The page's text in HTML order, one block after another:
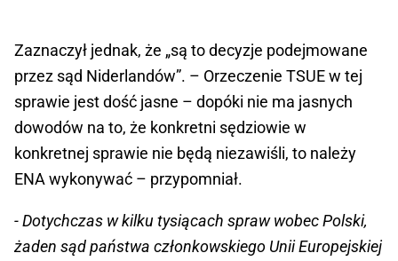
Zaznaczył jednak, że „są to decyzje podejmowane
przez sąd Niderlandów”. – Orzeczenie TSUE w tej
sprawie jest dość jasne – dopóki nie ma jasnych
dowodów na to, że konkretni sędziowie w
konkretnej sprawie nie będą niezawiśli, to należy
ENA wykonywać – przypomniał.
- Dotychczas w kilku tysiącach spraw wobec Polski,
żaden sąd państwa członkowskiego Unii Europejskiej